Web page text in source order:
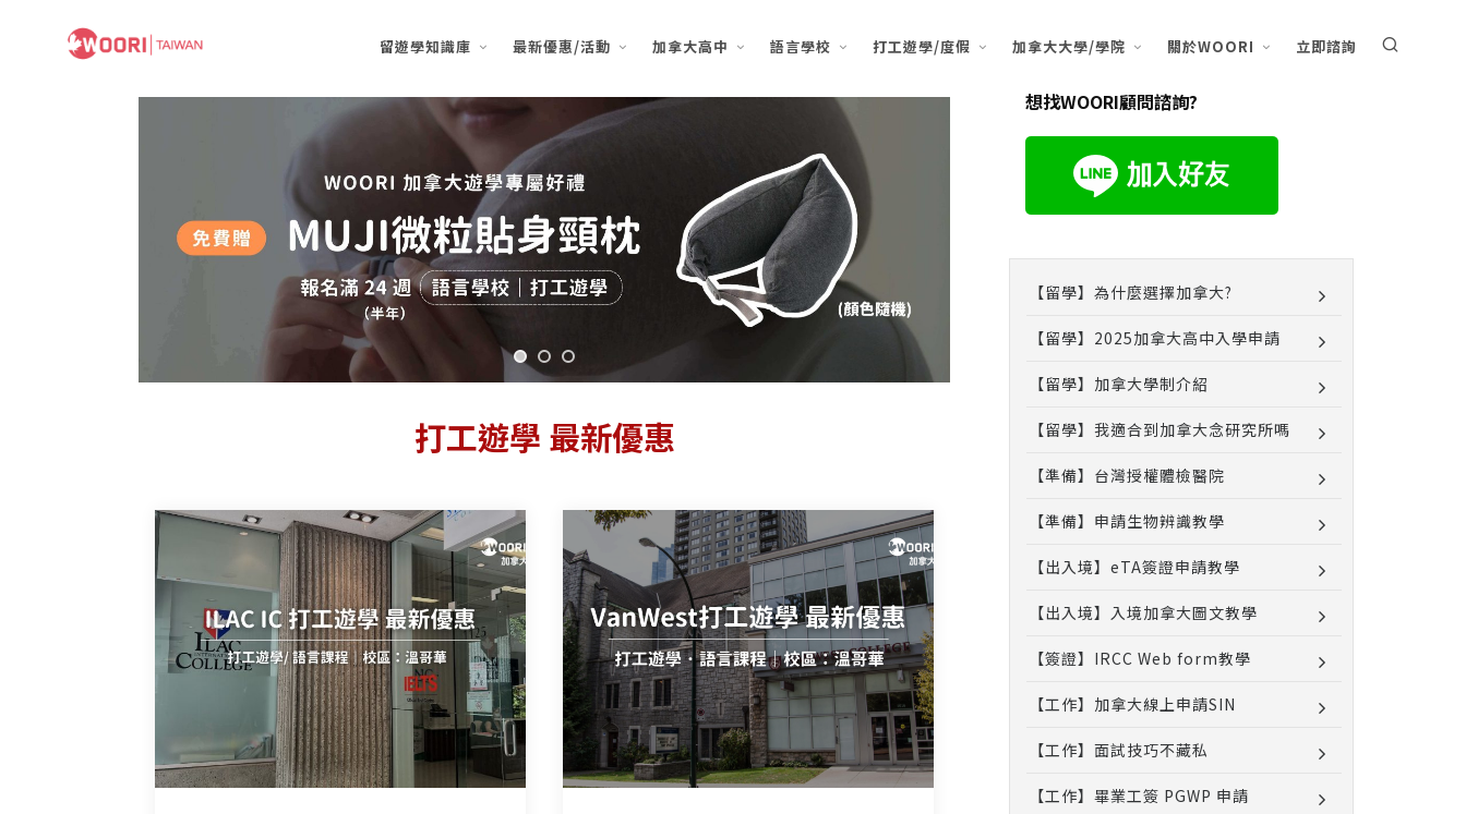
留遊學知識庫 最新優惠/活動 加拿大高中 語言學校 打工遊學/度假 加拿大大學/學院 關於WOORI 立即諮詢
打工遊學 最新優惠
想找WOORI顧問諮詢?
【留學】為什麼選擇加拿大?
【留學】2025加拿大高中入學申請
【留學】加拿大學制介紹
【留學】我適合到加拿大念研究所嗎
【準備】台灣授權體檢醫院
【準備】申請生物辨識教學
【出入境】eTA簽證申請教學
【出入境】入境加拿大圖文教學
【簽證】IRCC Web form教學
【工作】加拿大線上申請SIN
【工作】面試技巧不藏私
【工作】畢業工簽 PGWP 申請